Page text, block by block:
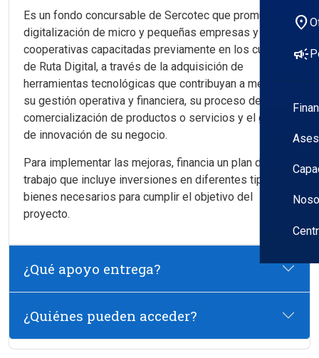
location_on
campaign
Es un fondo concursable de Sercotec que promueve la
digitalización de micro y pequeñas empresas y
cooperativas capacitadas previamente en los cursos
de Ruta Digital, a través de la adquisición de
herramientas tecnológicas que contribuyan a mejorar
su gestión operativa y financiera, su proceso de
comercialización de productos o servicios y el grado
de innovación de su negocio.
Para implementar las mejoras, financia un plan de
trabajo que incluye inversiones en diferentes tipos de
bienes necesarios para cumplir el objetivo del
proyecto.
¿Qué apoyo entrega?
¿Quiénes pueden acceder?